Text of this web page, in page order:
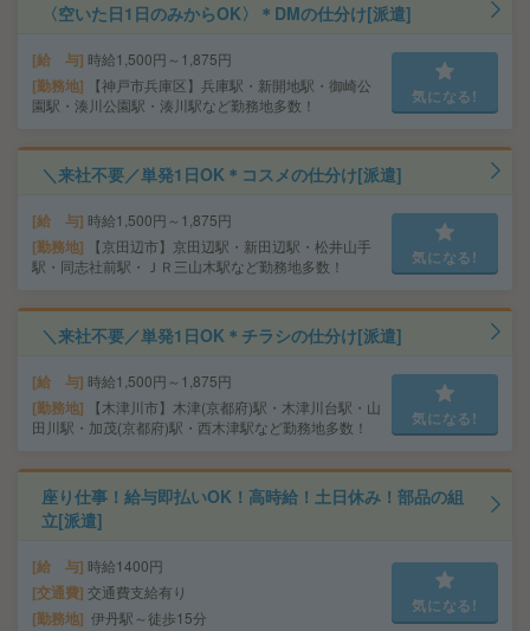
〈空いた日1日のみからOK〉＊DMの仕分け[派遣]
給 与 時給1,500円～1,875円
勤務地
【神戸市兵庫区】兵庫駅・新開地駅・御崎公
園駅・湊川公園駅・湊川駅など勤務地多数！
気になる!
＼来社不要／単発1日OK＊コスメの仕分け[派遣]
給 与 時給1,500円～1,875円
勤務地
【京田辺市】京田辺駅・新田辺駅・松井山手
駅・同志社前駅・ＪＲ三山木駅など勤務地多数！
気になる!
＼来社不要／単発1日OK＊チラシの仕分け[派遣]
給 与 時給1,500円～1,875円
勤務地
【木津川市】木津(京都府)駅・木津川台駅・山
田川駅・加茂(京都府)駅・西木津駅など勤務地多数！
気になる!
座り仕事！給与即払いOK！高時給！土日休み！部品の組
立[派遣]
給 与 時給1400円
交通費 交通費支給有り
勤務地 伊丹駅～徒歩15分
気になる!